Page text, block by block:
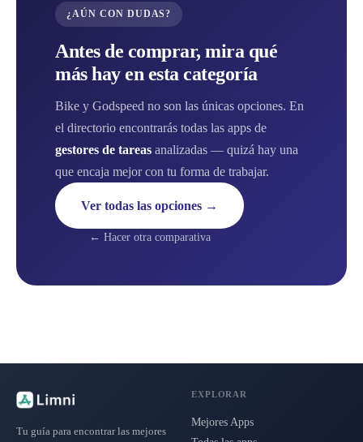
¿AÚN CON DUDAS?
Antes de comprar, mira qué
más hay en esta categoría
Bike y Godspeed no son las únicas opciones. En
el directorio encontrarás todas las apps de
gestores de tareas analizadas — quizá hay una
que encaja mejor con tu forma de trabajar.
Ver todas las opciones →
← Hacer otra comparativa
Tu guía para encontrar las mejores
EXPLORAR
Mejores Apps